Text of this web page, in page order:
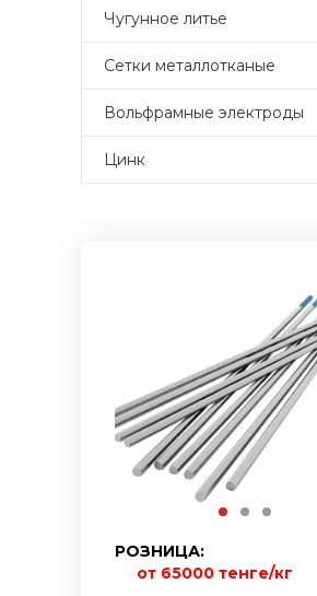
Чугунное литье
Сетки металлотканые
Вольфрамные электроды
Цинк
РОЗНИЦА:
от 65000 тенге/кг